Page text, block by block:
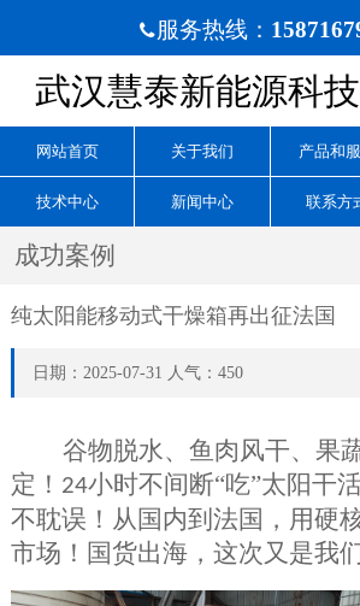
服务热线：
武汉慧泰新能源科
网站首页 关于我们 产品和
技术中心 新闻中心 联系方
成功案例
纯太阳能移动式干燥箱再出征法国
日期：2025-07-31 人气：450
谷物脱水、鱼肉风干、果
定！ 24小时不间断“吃”太阳干
不耽误！从国内到法国，用硬
市场！国货出海，这次又是我